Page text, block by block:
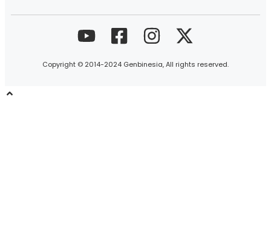
Copyright © 2014-2024 Genbinesia, All rights reserved.